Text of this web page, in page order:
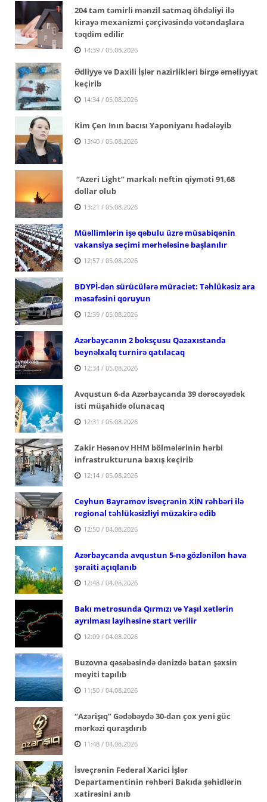
204 tam təmirli mənzil satmaq öhdəliyi ilə
kirayə mexanizmi çərçivəsində vətəndaşlara
təqdim edilir
14:39 / 05.08.2026
Ədliyyə və Daxili İşlər nazirlikləri birgə əməliyyat
keçirib
14:34 / 05.08.2026
Kim Çen Inın bacısı Yaponiyanı hədələyib
13:40 / 05.08.2026
“Azeri Light” markalı neftin qiyməti 91,68
dollar olub
13:21 / 05.08.2026
Müəllimlərin işə qəbulu üzrə müsabiqənin
vakansiya seçimi mərhələsinə başlanılır
12:57 / 05.08.2026
BDYPİ-dən sürücülərə müraciət: Təhlükəsiz ara
məsafəsini qoruyun
12:39 / 05.08.2026
Azərbaycanın 2 boksçusu Qazaxıstanda
beynəlxalq turnirə qatılacaq
12:34 / 05.08.2026
Avqustun 6-da Azərbaycanda 39 dərəcəyədək
isti müşahidə olunacaq
12:31 / 05.08.2026
Zakir Həsənov HHM bölmələrinin hərbi
infrastrukturuna baxış keçirib
12:14 / 05.08.2026
Ceyhun Bayramov İsveçrənin XİN rəhbəri ilə
regional təhlükəsizliyi müzakirə edib
12:50 / 04.08.2026
Azərbaycanda avqustun 5-nə gözlənilən hava
şəraiti açıqlanıb
12:48 / 04.08.2026
Bakı metrosunda Qırmızı və Yaşıl xətlərin
ayrılması layihəsinə start verilir
12:09 / 04.08.2026
Buzovna qəsəbəsində dənizdə batan şəxsin
meyiti tapılıb
11:50 / 04.08.2026
“Azərişıq” Gədəbəydə 30-dan çox yeni güc
mərkəzi quraşdırıb
11:48 / 04.08.2026
İsveçrənin Federal Xarici İşlər
Departamentinin rəhbəri Bakıda şəhidlərin
xatirəsini anıb